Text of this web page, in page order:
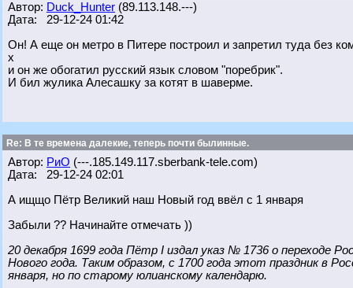
Автор: Duck_Hunter (89.113.148.---)
Дата: 29-12-24 01:42
Он! А еще он метро в Питере построил и запретил туда без
х
и он же обогатил русский язык словом "поребрик".
И бил жулика Алесашку за котят в шаверме.
Re: В те времена далекие, теперь почти былинные.
Автор: РиО (---.185.149.117.sberbank-tele.com)
Дата: 29-12-24 02:01
А ищщо Пётр Великий наш Новый год ввёл с 1 января
Забыли ?? Начинайте отмечать ))
20 декабря 1699 года Пётр I издал указ № 1736 о переходе
Нового года. Таким образом, с 1700 года этот праздник в
января, но по старому юлианскому календарю.